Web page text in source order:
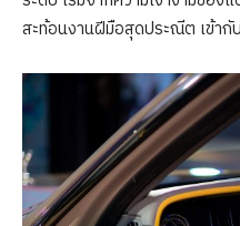
สะท้อนงานฝีมือสุดประณีต เข้ากั